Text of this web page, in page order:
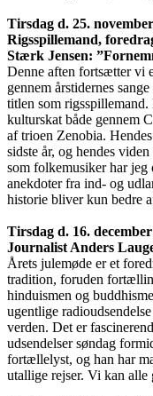
Tirsdag d. 25.
Rigsspillemand,
Stærk Jensen:
Denne aften fortsætter vi
gennem årstidernes
titlen som
kulturskat både gennem
af trioen Zenobia.
sidste år, og hendes
som folkemusiker har jeg
anekdoter fra ind- og
historie bliver kun bedre
Tirsdag d. 16.
Journalist Anders
Årets julemøde er et
tradition, foruden
hinduismen og
ugentlige
verden. Det er
udsendelser søndag
fortællelyst, og han har
utallige rejser. Vi kan alle